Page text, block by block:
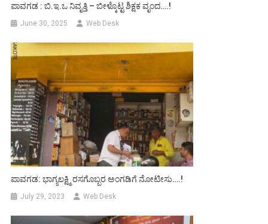
ಪಾವಗಡ : ಬಿ.ಇ.ಒ ನಿವೃತ್ತಿ – ಬೀಳ್ಕೊಟ್ಟ ಶಿಕ್ಷಕ ವೃಂದ….!
June 30, 2025 Web Desk
ಪಾವಗಡ: ಭಾಗ್ಯಲಕ್ಷ್ಮಿ ರಸಗೊಬ್ಬರ ಅಂಗಡಿಗೆ ನೋಟೀಸು….!
July 29, 2023 Web Desk